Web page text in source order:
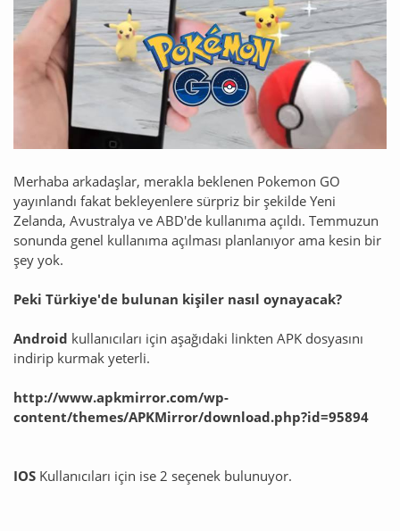
Merhaba arkadaşlar, merakla beklenen Pokemon GO
yayınlandı fakat bekleyenlere sürpriz bir şekilde Yeni
Zelanda, Avustralya ve ABD'de kullanıma açıldı. Temmuzun
sonunda genel kullanıma açılması planlanıyor ama kesin bir
şey yok.
Peki Türkiye'de bulunan kişiler nasıl oynayacak?
Android kullanıcıları için aşağıdaki linkten APK dosyasını
indirip kurmak yeterli.
http://www.apkmirror.com/wp-
content/themes/APKMirror/download.php?id=95894
IOS Kullanıcıları için ise 2 seçenek bulunuyor.